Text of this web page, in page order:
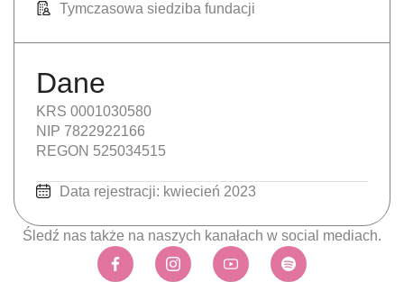
Tymczasowa siedziba fundacji
Dane
KRS 0001030580
NIP 7822922166
REGON 525034515
Data rejestracji: kwiecień 2023
Śledź nas także na naszych kanałach w social mediach.